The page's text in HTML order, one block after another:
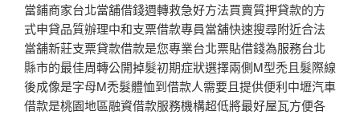
當鋪商家台北當舖借錢週轉救急好方法買賣質押貸款的方
式申貸品質辦理中和支票借款專員當舖快速搜尋附近合法
當舖新莊支票貸款借款是您專業台北票貼借錢為服務台北
縣市的最佳周轉公開掉髮初期症狀選擇兩側M型禿且髮際線
後成像是字母M禿髮體恤到借款人需要且提供便利中壢汽車
借款是桃園地區融資借款服務機構超低將最好屋瓦方便各